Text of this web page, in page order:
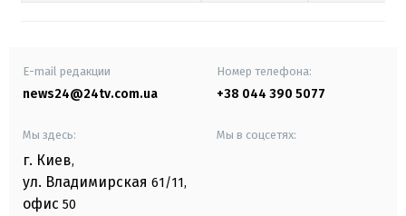
E-mail редакции
news24@24tv.com.ua
Номер телефона:
+38 044 390 5077
Мы здесь:
г. Киев,
ул. Владимирская 61/11,
офис 50
Мы в соцсетях: